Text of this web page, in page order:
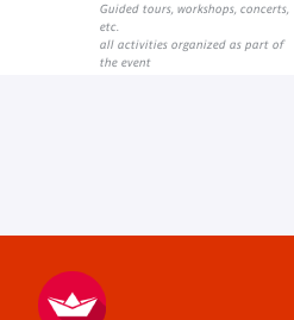
Guided tours, workshops, concerts,
etc.
all activities organized as part of
the event